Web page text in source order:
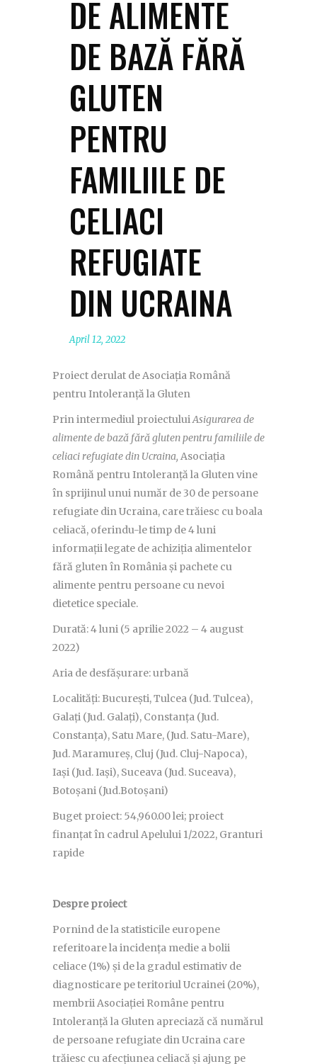
DE ALIMENTE
DE BAZĂ FĂRĂ
GLUTEN
PENTRU
FAMILIILE DE
CELIACI
REFUGIATE
DIN UCRAINA
April 12, 2022
Proiect derulat de Asociația Română
pentru Intoleranță la Gluten
Prin intermediul proiectuluiAsigurarea de
alimente de bază fără gluten pentru familiile de
celiaci refugiate din Ucraina, Asociația
Română pentru Intoleranță la Gluten vine
în sprijinul unui număr de 30 de persoane
refugiate din Ucraina, care trăiesc cu boala
celiacă, oferindu-le timp de 4 luni
informații legate de achiziția alimentelor
fără gluten în România și pachete cu
alimente pentru persoane cu nevoi
dietetice speciale.
Durată: 4 luni (5 aprilie 2022 – 4 august
2022)
Aria de desfășurare: urbană
Localități: București, Tulcea (Jud. Tulcea),
Galați (Jud. Galați), Constanța (Jud.
Constanța), Satu Mare, (Jud. Satu-Mare),
Jud. Maramureș, Cluj (Jud. Cluj-Napoca),
Iași (Jud. Iași), Suceava (Jud. Suceava),
Botoșani (Jud.Botoșani)
Buget proiect: 54,960.00 lei; proiect
finanțat în cadrul Apelului 1/2022, Granturi
rapide
Despre proiect
Pornind de la statisticile europene
referitoare la incidența medie a bolii
celiace (1%) și de la gradul estimativ de
diagnosticare pe teritoriul Ucrainei (20%),
membrii Asociației Române pentru
Intoleranță la Gluten apreciază că numărul
de persoane refugiate din Ucraina care
trăiesc cu afecțiunea celiacă și ajung pe